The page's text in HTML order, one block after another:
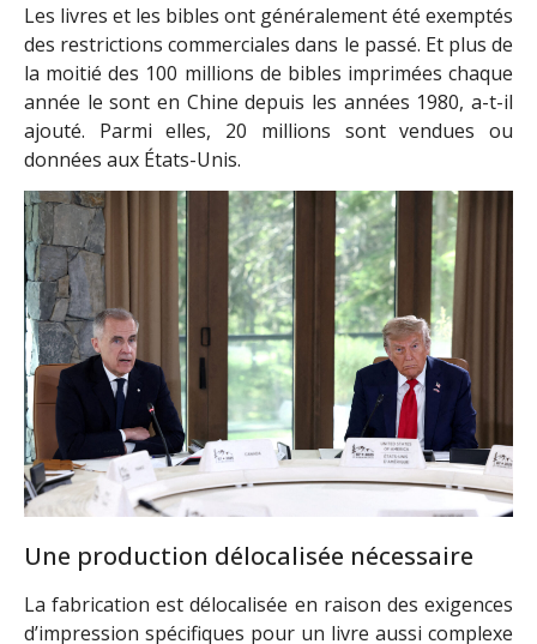
Les livres et les bibles ont généralement été exemptés
des restrictions commerciales dans le passé. Et plus de
la moitié des 100 millions de bibles imprimées chaque
année le sont en Chine depuis les années 1980, a-t-il
ajouté. Parmi elles, 20 millions sont vendues ou
données aux États-Unis.
Une production délocalisée nécessaire
La fabrication est délocalisée en raison des exigences
d’impression spécifiques pour un livre aussi complexe